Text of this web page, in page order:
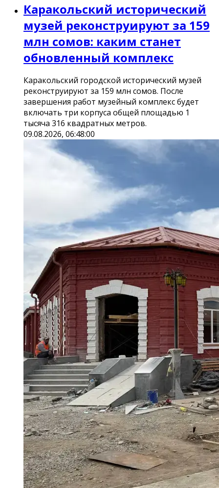
Каракольский исторический
музей реконструируют за 159
млн сомов: каким станет
обновленный комплекс
Каракольский городской исторический музей
реконструируют за 159 млн сомов. После
завершения работ музейный комплекс будет
включать три корпуса общей площадью 1
тысяча 316 квадратных метров.
09.08.2026, 06:48:00